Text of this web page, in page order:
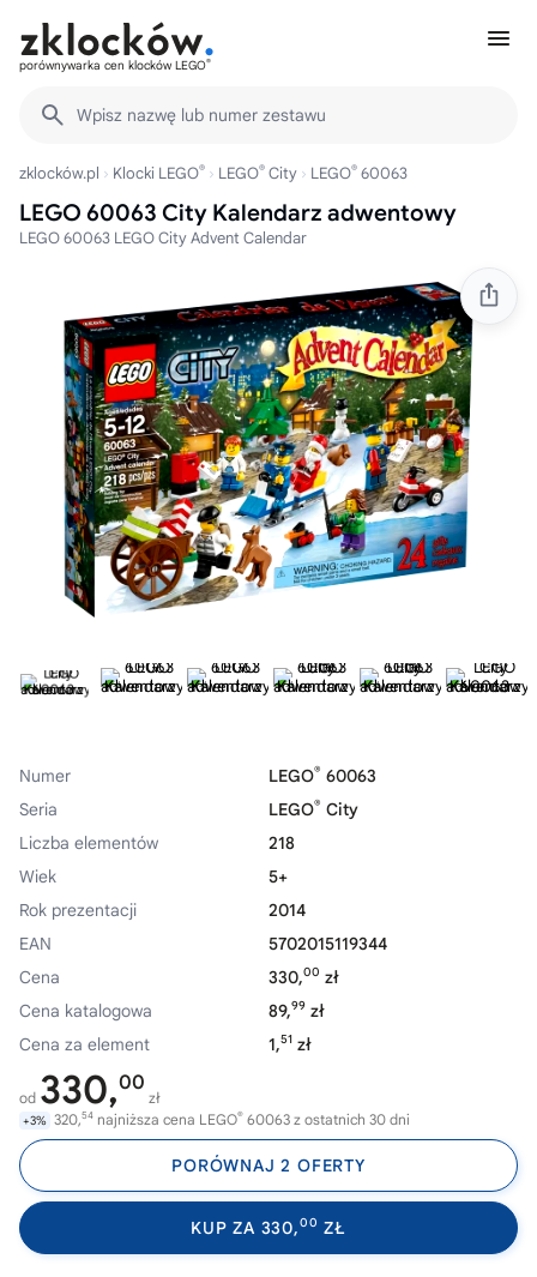
porównywarka cen klocków LEGO®
Wpisz nazwę lub numer zestawu
zklocków.pl Klocki LEGO® LEGO® City LEGO® 60063
LEGO 60063 City Kalendarz adwentowy
LEGO 60063 LEGO City Advent Calendar
Numer LEGO® 60063
Seria
LEGO® City
Liczba elementów
218
Wiek
5+
Rok prezentacji
2014
EAN
5702015119344
Cena
330,00 zł
Cena katalogowa
89,99 zł
Cena za element
1,51 zł
od 330,00
zł
+3% 320,54 najniższa cena LEGO® 60063 z ostatnich 30 dni
PORÓWNAJ 2 OFERTY
KUP ZA 330,00 ZŁ